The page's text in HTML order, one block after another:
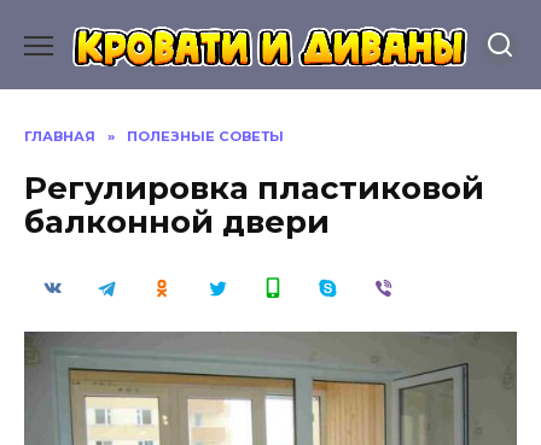
содержанию
ГЛАВНАЯ » ПОЛЕЗНЫЕ СОВЕТЫ
Регулировка пластиковой
балконной двери